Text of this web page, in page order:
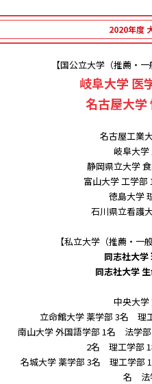
2020年度
【国公立大学（推薦・
岐阜大学 医
名古屋大学
名古屋工業
岐阜大学
静岡県立大学
富山大学 工学
徳島大学
石川県立看護
【私立大学（推薦・一
同志社大学
同志社大学
中央大学
立命館大学 薬学部 3名 理
南山大学 外国語学部 1名 法学
2名 理工学部
名城大学 薬学部 3名 理工学
名 法